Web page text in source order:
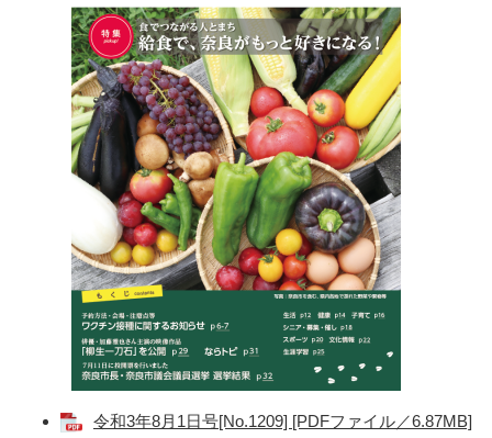
令和3年8月1日号[No.1209] [PDFファイル／6.87MB]